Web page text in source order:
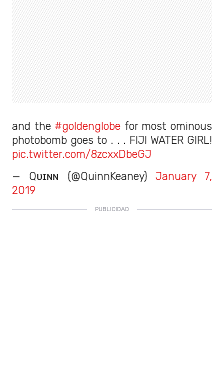
and the #goldenglobe for most ominous
photobomb goes to . . . FIJI WATER GIRL!
pic.twitter.com/8zcxxDbeGJ
— Qᴜɪɴɴ (@QuinnKeaney) January 7,
2019